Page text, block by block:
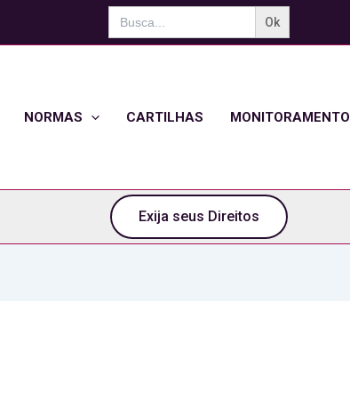
Search
for:
NORMAS CARTILHAS MONITORAMENTO
Exija seus Direitos